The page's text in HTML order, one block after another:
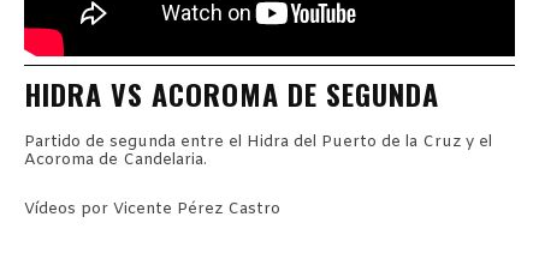
HIDRA VS ACOROMA DE SEGUNDA
Partido de segunda entre el Hidra del Puerto de la Cruz y el
Acoroma de Candelaria.
Vídeos por Vicente Pérez Castro